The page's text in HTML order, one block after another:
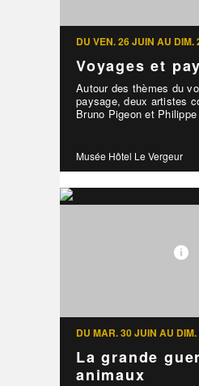
DU VEN. 26 JUIN AU DIM.
Voyages et
Autour des thèmes du
paysage, deux artistes
Bruno Pigeon et
Musée Hôtel Le Vergeur
DU MAR. 30 JUIN AU
La grande
animaux